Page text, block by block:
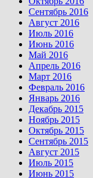
Сентябрь 2016
Август 2016
Июль 2016
Июнь 2016
Май 2016
Апрель 2016
Март 2016
Февраль 2016
Январь 2016
Декабрь 2015
Ноябрь 2015
Октябрь 2015
Сентябрь 2015
Август 2015
Июль 2015
Июнь 2015